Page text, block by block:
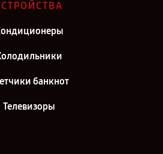
Hitachi R-Z610EUC9KPBE в г. Самара
Hitachi R-Z610EUC9KPBE в г. Киров
Петербургбанкнот
Телевизоры